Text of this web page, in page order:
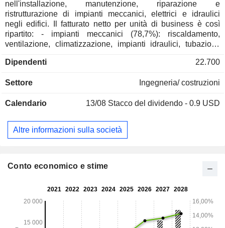
nell'installazione, manutenzione, riparazione e
ristrutturazione di impianti meccanici, elettrici e idraulici
negli edifici. Il fatturato netto per unità di business è così
ripartito: - impianti meccanici (78,7%): riscaldamento,
ventilazione, climatizzazione, impianti idraulici, tubazioni,
impianti. Il gruppo offre anche servizi di costruzione e
principalmente servizi di installazione e manutenzione. Il
tecnologiche (33,2%), industrie manifatturiere (27,3%),
alberghi, ristoranti e centri ricreativi (5,4%), enti pubblici
(5,4%), edifici residenziali (2%) e altro (2,4%). Tutti i ricavi
Dipendenti 22.700
Settore Ingegneria/ costruzioni
Calendario 13/08 Stacco del dividendo - 0.9 USD
Altre informazioni sulla società
Conto economico e stime